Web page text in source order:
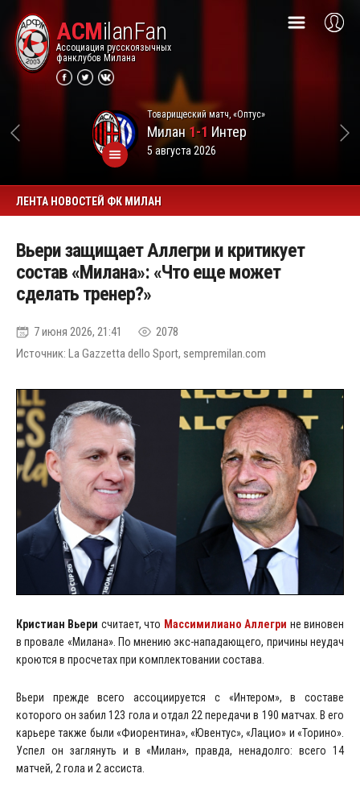
ACMilanFan
Ассоциация русскоязычных
фанклубов Милана
Товарищеский матч, «Оптус»
Милан1-1 Интер
5 августа 2026
ЛЕНТА НОВОСТЕЙ ФК МИЛАН
Вьери защищает Аллегри и критикует
состав «Милана»: «Что еще может
сделать тренер?»
7 июня 2026, 21:41
2078
Источник: La Gazzetta dello Sport, sempremilan.com
Кристиан Вьери считает, что Массимилиано Аллегри не виновен
в провале «Милана». По мнению экс-нападающего, причины неудач
кроются в просчетах при комплектовании состава.
Вьери прежде всего ассоциируется с «Интером», в составе
которого он забил 123 гола и отдал 22 передачи в 190 матчах. В его
карьере также были «Фиорентина», «Ювентус», «Лацио» и «Торино».
Успел он заглянуть и в «Милан», правда, ненадолго: всего 14
матчей, 2 гола и 2 ассиста.